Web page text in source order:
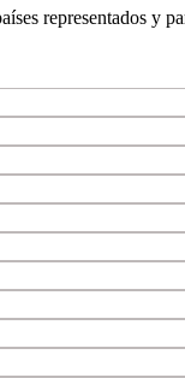
representados y